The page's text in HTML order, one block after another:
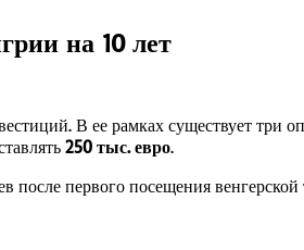
на 10 лет
В ее рамках существует три
250 тыс. евро.
после первого посещения венгерской